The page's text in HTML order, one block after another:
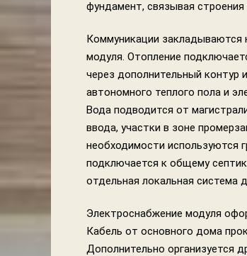
фундамент, связывая строения
Коммуникации закладываются
модуля. Отопление
через дополнительный контур
автономного теплого пола и
Вода подводится от
ввода, участки в зоне
необходимости используются
подключается к общему
отдельная локальная система
Электроснабжение модуля
Кабель от основного дома
Дополнительно организуется